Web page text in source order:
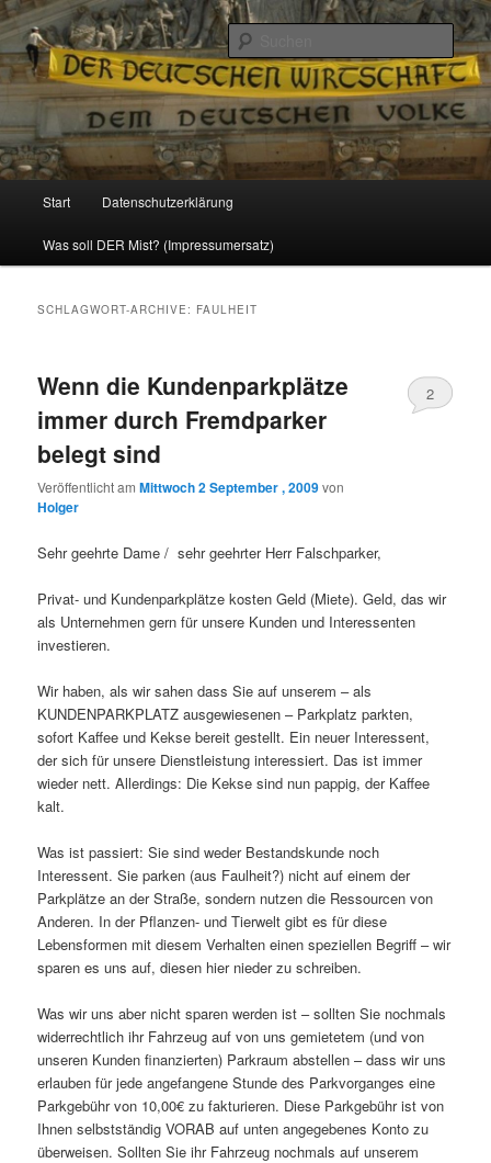
Reizzentrum
Politik, Wirtschaft, Soziales und Gesellschaft
Zum
Inhalt
Zum
sekundären
Start Datenschutzerklärung
Was soll DER Mist? (Impressumersatz)
SCHLAGWORT-ARCHIVE: FAULHEIT
Wenn die Kundenparkplätze
immer durch Fremdparker
belegt sind
Veröffentlicht amMittwoch 2 September , 2009von
Holger
2
Sehr geehrte Dame / sehr geehrter Herr Falschparker,
Privat- und Kundenparkplätze kosten Geld (Miete). Geld, das wir
als Unternehmen gern für unsere Kunden und Interessenten
investieren.
Wir haben, als wir sahen dass Sie auf unserem – als
KUNDENPARKPLATZ ausgewiesenen – Parkplatz parkten,
sofort Kaffee und Kekse bereit gestellt. Ein neuer Interessent,
der sich für unsere Dienstleistung interessiert. Das ist immer
wieder nett. Allerdings: Die Kekse sind nun pappig, der Kaffee
kalt.
Was ist passiert: Sie sind weder Bestandskunde noch
Interessent. Sie parken (aus Faulheit?) nicht auf einem der
Parkplätze an der Straße, sondern nutzen die Ressourcen von
Anderen. In der Pflanzen- und Tierwelt gibt es für diese
Lebensformen mit diesem Verhalten einen speziellen Begriff – wir
sparen es uns auf, diesen hier nieder zu schreiben.
Was wir uns aber nicht sparen werden ist – sollten Sie nochmals
widerrechtlich ihr Fahrzeug auf von uns gemietetem (und von
unseren Kunden finanzierten) Parkraum abstellen – dass wir uns
erlauben für jede angefangene Stunde des Parkvorganges eine
Parkgebühr von 10,00€ zu fakturieren. Diese Parkgebühr ist von
Ihnen selbstständig VORAB auf unten angegebenes Konto zu
überweisen. Sollten Sie ihr Fahrzeug nochmals auf unserem